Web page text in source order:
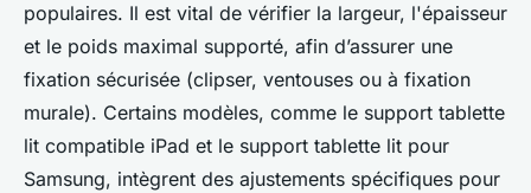
populaires. Il est vital de vérifier la largeur, l'épaisseur
et le poids maximal supporté, afin d’assurer une
fixation sécurisée (clipser, ventouses ou à fixation
murale). Certains modèles, comme le support tablette
lit compatible iPad et le support tablette lit pour
Samsung, intègrent des ajustements spécifiques pour